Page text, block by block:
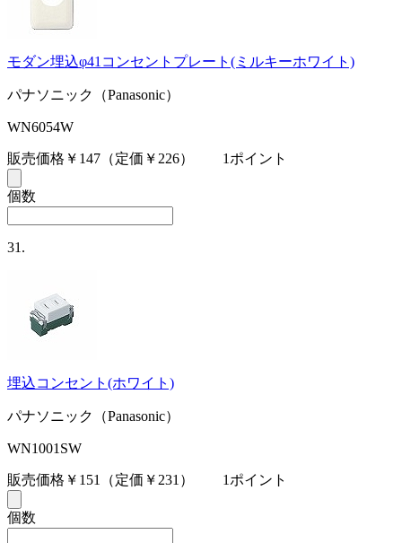
モダン埋込φ41コンセントプレート(ミルキーホワイト)
パナソニック（Panasonic）
WN6054W
販売価格￥147 （定価￥226） 1ポイント
個数
31.
埋込コンセント(ホワイト)
パナソニック（Panasonic）
WN1001SW
販売価格￥151 （定価￥231） 1ポイント
個数